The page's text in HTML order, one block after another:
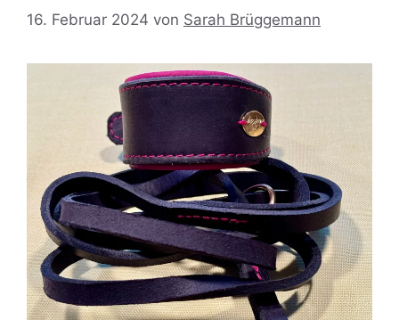
16. Februar 2024 von Sarah Brüggemann